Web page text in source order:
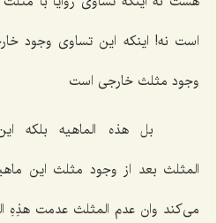
است نه! اینكه این تساوى وجود
وجود مثلث خارجى است
بل هذه الماهیه بلكه
المثلث بعد از وجود مثلث این
مى‌كند وان عدم المثلث عدمت هذِهِ